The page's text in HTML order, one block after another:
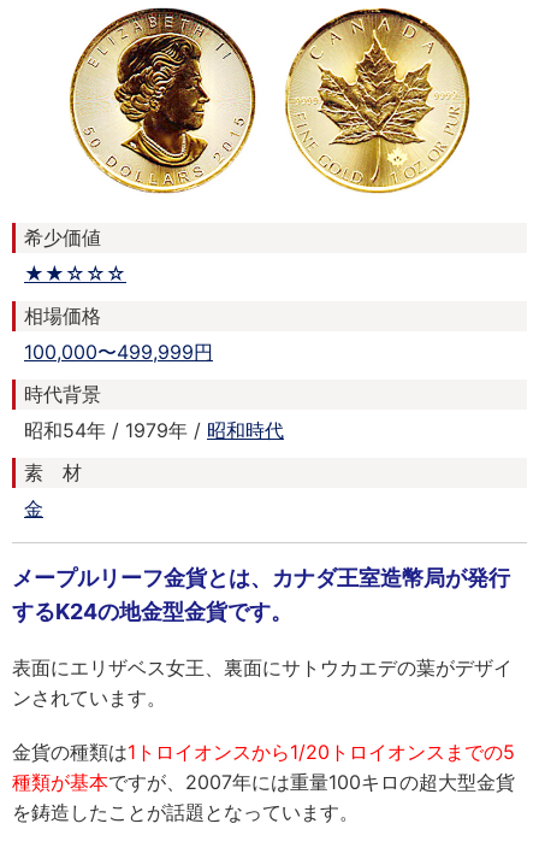
希少価値
★★☆☆☆
相場価格
100,000〜499,999円
時代背景
昭和54年 / 1979年 / 昭和時代
素 材
金
メープルリーフ金貨とは、カナダ王室造幣局が発行
するK24の地金型金貨です。
表面にエリザベス女王、裏面にサトウカエデの葉がデザイ
ンされています。
金貨の種類は1トロイオンスから1/20トロイオンスまでの5
種類が基本ですが、2007年には重量100キロの超大型金貨
を鋳造したことが話題となっています。